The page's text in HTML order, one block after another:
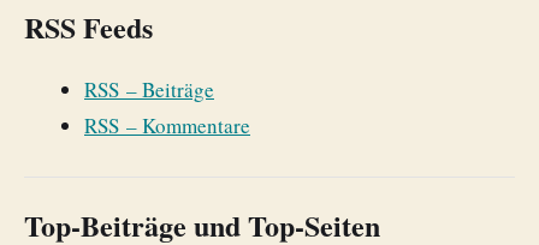
RSS Feeds
RSS – Beiträge
RSS – Kommentare
Top-Beiträge und Top-Seiten